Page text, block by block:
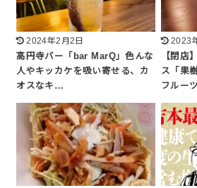
2024年2月2日
高円寺バー「bar MarQ」色んな
人やキッカケを吸い寄せる、カ
オスなキ…
2023
【閉店
ス「果
フルー